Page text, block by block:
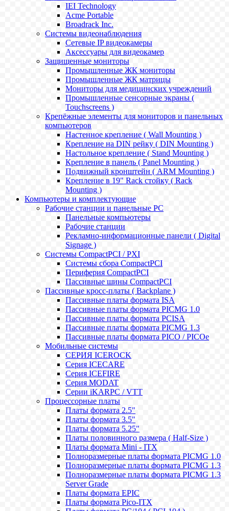
IEI Technology
Acme Portable
Broadrack Inc.
Системы видеонаблюдения
Сетевые IP видеокамеры
Аксессуары для видеокамер
Защищенные мониторы
Промышленные ЖК мониторы
Промышленные ЖК матрицы
Мониторы для медицинских учреждений
Промышленные сенсорные экраны (
Touchscreens )
Крепёжные элементы для мониторов и панельных
компьютеров
Настенное крепление ( Wall Mounting )
Крепление на DIN рейку ( DIN Mounting )
Настольное крепление ( Stand Mounting )
Крепление в панель ( Panel Mounting )
Подвижный кронштейн ( ARM Mounting )
Крепление в 19" Rack стойку ( Rack
Mounting )
Компьютеры и комплектующие
Рабочие станции и панельные РС
Панельные компьютеры
Рабочие станции
Рекламно-информационные панели ( Digital
Signage )
Системы CompactPCI / PXI
Системы сбора CompactPCI
Периферия CompactPCI
Пассивные шины CompactPCI
Пассивные кросс-платы ( Backplane )
Пассивные платы формата ISA
Пассивные платы формата PICMG 1.0
Пассивные платы формата PCISA
Пассивные платы формата PICMG 1.3
Пассивные платы формата PICO / PICOe
Мобильные системы
СЕРИЯ ICEROCK
Серия ICECARE
Серия ICEFIRE
Серия MODAT
Серии iKARPC / VTT
Процессорные платы
Платы формата 2.5"
Платы формата 3.5"
Платы формата 5.25"
Платы половинного размера ( Half-Size )
Платы формата Mini - ITX
Полноразмерные платы формата PICMG 1.0
Полноразмерные платы формата PICMG 1.3
Полноразмерные платы формата PICMG 1.3
Server Grade
Платы формата EPIC
Платы формата Pico-ITX